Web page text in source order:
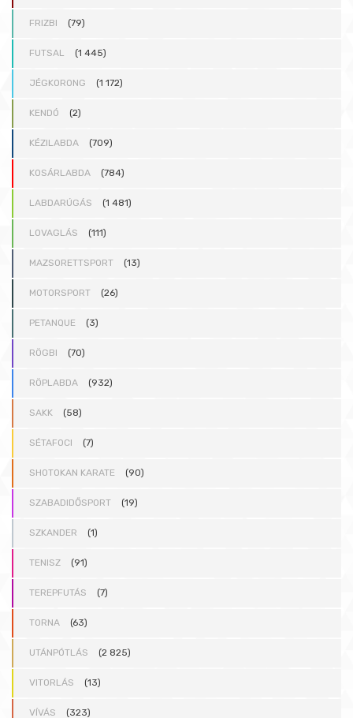
FRIZBI (79)
FUTSAL (1 445)
JÉGKORONG (1 172)
KENDÓ (2)
KÉZILABDA (709)
KOSÁRLABDA (784)
LABDARÚGÁS (1 481)
LOVAGLÁS (111)
MAZSORETTSPORT (13)
MOTORSPORT (26)
PETANQUE (3)
RÖGBI (70)
RÖPLABDA (932)
SAKK (58)
SÉTAFOCI (7)
SHOTOKAN KARATE (90)
SZABADIDŐSPORT (19)
SZKANDER (1)
TENISZ (91)
TEREPFUTÁS (7)
TORNA (63)
UTÁNPÓTLÁS (2 825)
VITORLÁS (13)
VÍVÁS (323)